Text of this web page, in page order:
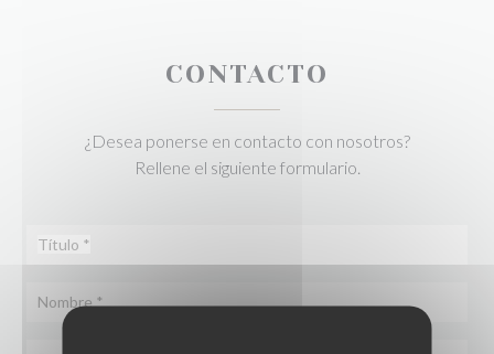
CONTACTO
¿Desea ponerse en contacto con nosotros?
Rellene el siguiente formulario.